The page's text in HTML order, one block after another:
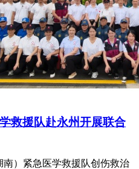
救援队赴永州开展联合
南）紧急医学救援队创伤救治